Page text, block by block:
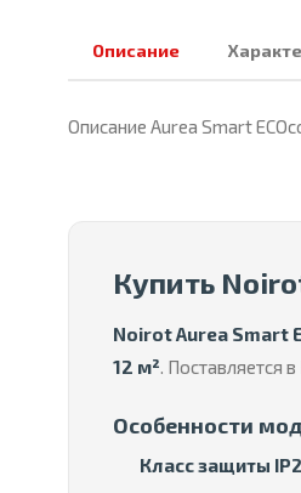
Описание
Описание Aurea Smart
Купить
Noirot Aurea Smart
12 м². Поставляется
Особенности
Класс защиты